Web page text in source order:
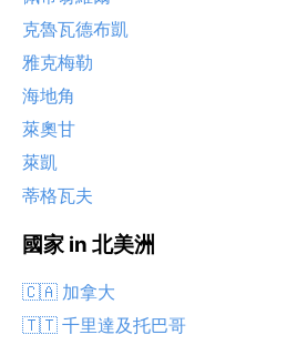
克魯瓦德布凱
雅克梅勒
海地角
萊奧甘
萊凱
蒂格瓦夫
國家 in 北美洲
🇨🇦 加拿大
🇹🇹 千里達及托巴哥